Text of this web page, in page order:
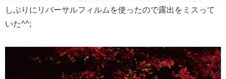
しぶりにリバーサルフィルムを使ったので露出をミスって
いた^^;